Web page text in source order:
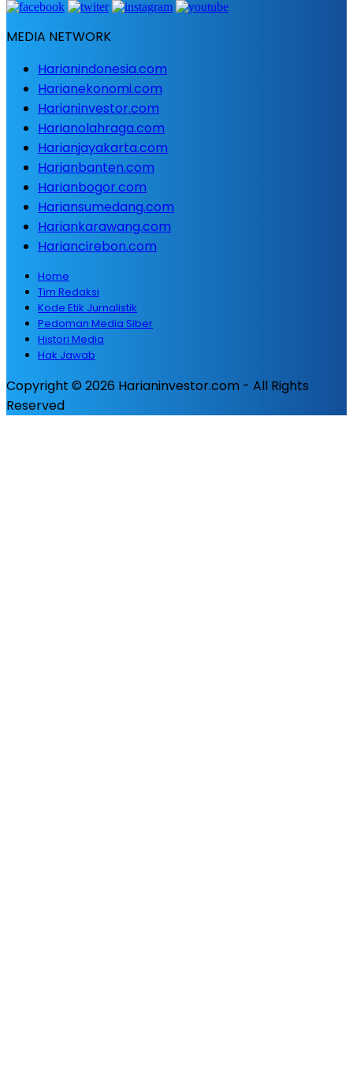
MEDIA NETWORK
Harianindonesia.com
Harianekonomi.com
Harianinvestor.com
Harianolahraga.com
Harianjayakarta.com
Harianbanten.com
Harianbogor.com
Hariansumedang.com
Hariankarawang.com
Hariancirebon.com
Home
Tim Redaksi
Kode Etik Jurnalistik
Pedoman Media Siber
Histori Media
Hak Jawab
Copyright © 2026 Harianinvestor.com - All Rights
Reserved